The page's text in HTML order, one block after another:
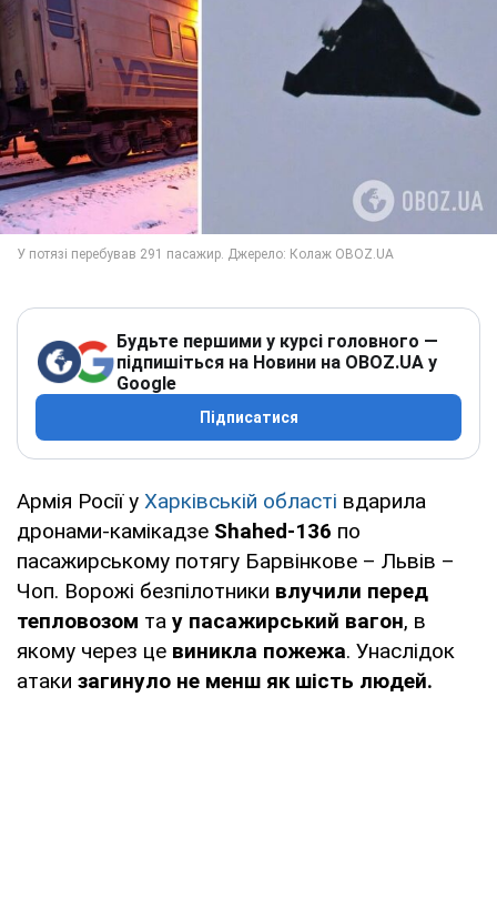
Будьте першими у курсі головного —
підпишіться на Новини на OBOZ.UA у
Google
Підписатися
Армія Росії у Харківській області вдарила
дронами-камікадзе Shahed-136 по
пасажирському потягу Барвінкове – Львів –
Чоп. Ворожі безпілотники влучили перед
тепловозом та у пасажирський вагон, в
якому через це виникла пожежа. Унаслідок
атаки загинуло не менш як шість людей.